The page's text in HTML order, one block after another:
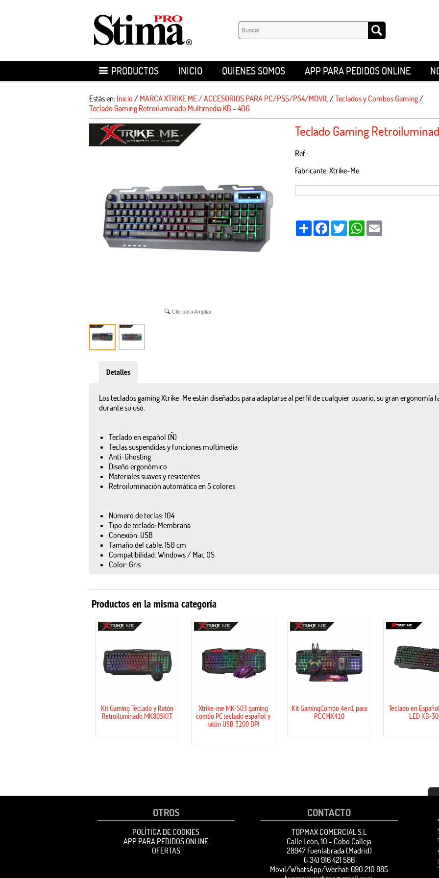
PRODUCTOS INICIO QUIENES SOMOS APP PARA PEDIDOS ONLINE
Estás en: Inicio / MARCA XTRIKE ME / ACCESORIOS PARA PC/PS5/PS4/MOVIL/Teclados y Combos Gaming/
Teclado Gaming Retroiluminado Multimedia KB - 406
Clic para Ampliar
Teclado Gaming
Ref.:
Fabricante: Xtrike-Me
Share FacebookTwitterWhatsApp
Detalles
Los teclados gaming Xtrike-Me están diseñados para adaptarse al perfil de cualquier usuario, su gran ergonomía
durante su uso.
Teclado en español (Ñ)
Teclas suspendidas y funciones multimedia
Anti-Ghosting
Diseño ergonómico
Materiales suaves y resistentes
Retroiluminación automática en 5 colores
Número de teclas: 104
Tipo de teclado: Membrana
Conexión: USB
Tamaño del cable: 150 cm
Compatibilidad: Windows / Mac OS
Color: Gris
Productos en la misma categoría
Kit Gaming Teclado y Ratón
Retroiluminado MK805KIT
Xtrike-me MK-503 gaming
combo PC teclado español y
ratón USB 3200 DPI
Kit GamingCombo 4en1 para
PC CMX410
Teclado en Español con Luz
OTROS
POLÍTICA DE COOKIES
APP PARA PEDIDOS ONLINE
OFERTAS
CONTACTO
TOPMAX COMERCIAL S.L
Calle León, 10 - Cobo Calleja
28947 Fuenlabrada (Madrid)
(+34) 916 421 586
Móvil/WhatsApp/Wechat: 690 210 885